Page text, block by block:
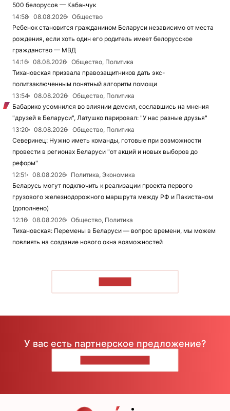
500 белорусов — Кабанчук
14:58
08.08.2026
Общество
Ребенок становится гражданином Беларуси независимо от места
рождения, если хоть один его родитель имеет белорусское
гражданство — МВД
14:16
08.08.2026
Общество, Политика
Тихановская призвала правозащитников дать экс-
политзаключенным понятный алгоритм помощи
13:54
08.08.2026
Общество, Политика
Бабарико усомнился во влиянии демсил, сославшись на мнения
"друзей в Беларуси", Латушко парировал: "У нас разные друзья"
13:20
08.08.2026
Общество, Политика
Северинец: Нужно иметь команды, готовые при возможности
провести в регионах Беларуси "от акций и новых выборов до
реформ"
12:51
08.08.2026
Политика, Экономика
Беларусь могут подключить к реализации проекта первого
грузового железнодорожного маршрута между РФ и Пакистаном
(дополнено)
12:16
08.08.2026
Общество, Политика
Тихановская: Перемены в Беларуси — вопрос времени, мы можем
повлиять на создание нового окна возможностей
У вас есть партнерское предложение?